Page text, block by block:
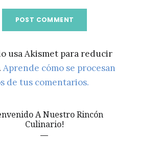
usa Akismet para reducir
Aprende cómo se procesan
de tus comentarios.
A Nuestro Rincón
Culinario!